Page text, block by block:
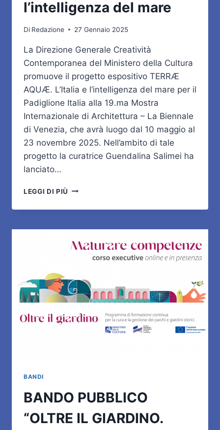
l’intelligenza del mare
Di Redazione 27 Gennaio 2025
La Direzione Generale Creatività
Contemporanea del Ministero della Cultura
promuove il progetto espositivo TERRÆ
AQUÆ. L’Italia e l’intelligenza del mare per il
Padiglione Italia alla 19.ma Mostra
Internazionale di Architettura – La Biennale
di Venezia, che avrà luogo dal 10 maggio al
23 novembre 2025. Nell’ambito di tale
progetto la curatrice Guendalina Salimei ha
lanciato…
LEGGI DI PIÙ TERRÆ
L’ITALIA
L’INTELLIGENZA
DEL
MARE
BANDI
BANDO PUBBLICO
“OLTRE IL GIARDINO.